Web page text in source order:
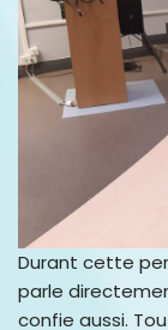
Durant cette
parle
confie aussi.